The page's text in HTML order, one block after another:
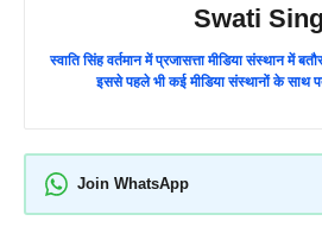
Swati
स्वाति सिंह वर्तमान में प्रजासत्ता मीडिया संस्थान में
इससे पहले भी कई मीडिया संस्थानों के साथ
Join WhatsApp